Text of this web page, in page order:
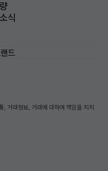
식
드
, 거래정보, 거래에 대하여 책임을 지지